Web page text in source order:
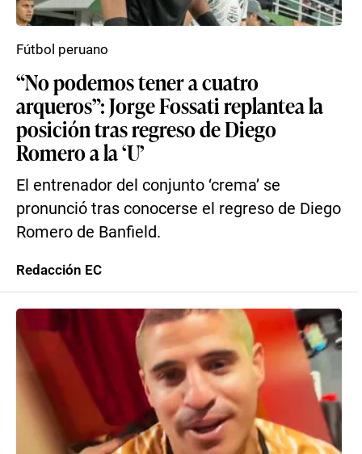
“No podemos tener a cuatro
arqueros”: Jorge Fossati replantea la
posición tras regreso de Diego
Romero a la ‘U’
El entrenador del conjunto ‘crema’ se
pronunció tras conocerse el regreso de Diego
Romero de Banfield.
Fútbol peruano
Redacción EC